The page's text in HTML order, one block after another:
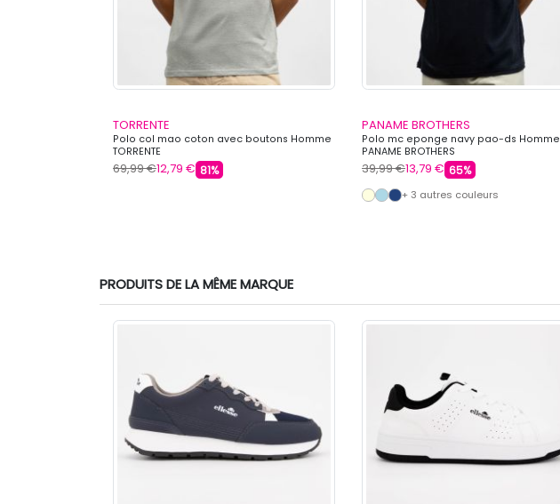
TORRENTE
Polo col mao coton avec boutons Homme
TORRENTE
69,99 €12,79 € 81%
PANAME BROTHERS
Polo mc eponge navy pao-ds Homme
PANAME BROTHERS
39,99 €13,79 € 65%
+ 3 autres couleurs
PRODUITS DE LA MÊME MARQUE